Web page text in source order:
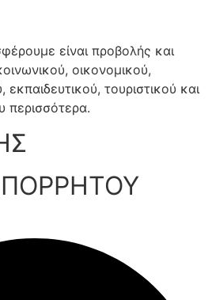
είναι προβολής και
οικονομικού,
εκπαιδευτικού, τουριστικού και
περισσότερα.